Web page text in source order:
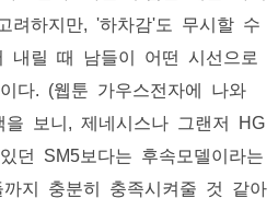
려하지만, '하차감'도 무시할 수
내릴 때 남들이 어떤 시선으로
다. (웹툰 가우스전자에 나와
보니, 제네시스나 그랜저 HG
던 SM5보다는 후속모델이라는
지 충분히 충족시켜줄 것 같아